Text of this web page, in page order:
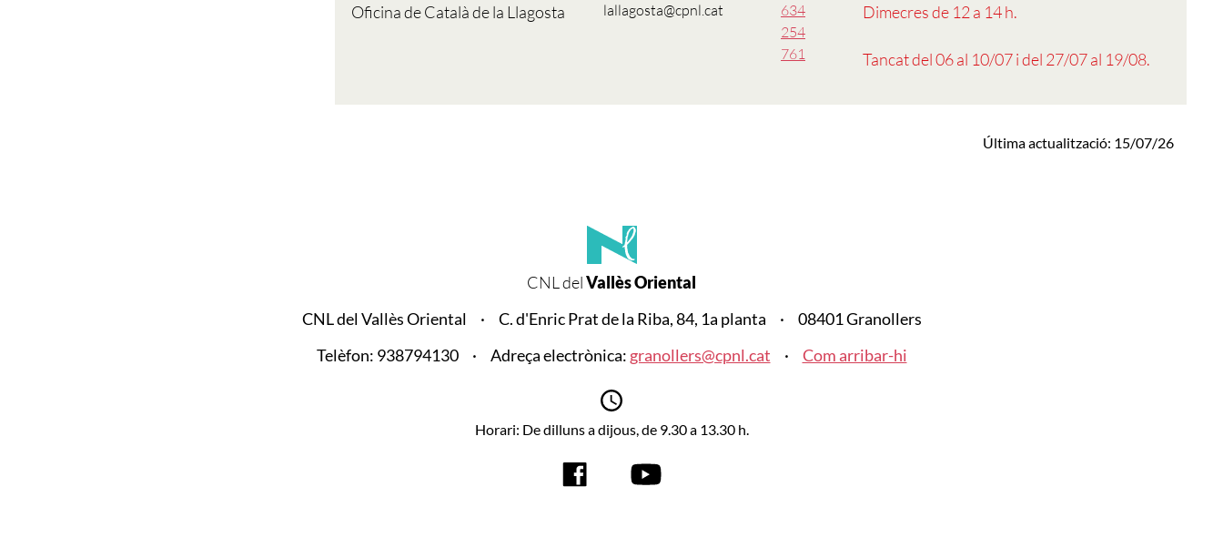
Oficina de Català de la Llagosta lallagosta@cpnl.cat
634
254
761
Dimecres de 12 a 14 h.
Tancat del 06 al 10/07 i del 27/07 al 19/08.
Última actualització: 15/07/26
CNL delVallès Oriental
CNL del Vallès Oriental
C. d'Enric Prat de la Riba, 84, 1a planta
08401 Granollers
Telèfon: 938794130
Adreça electrònica: granollers@cpnl.cat Com arribar-hi
Horari: De dilluns a dijous, de 9.30 a 13.30 h.